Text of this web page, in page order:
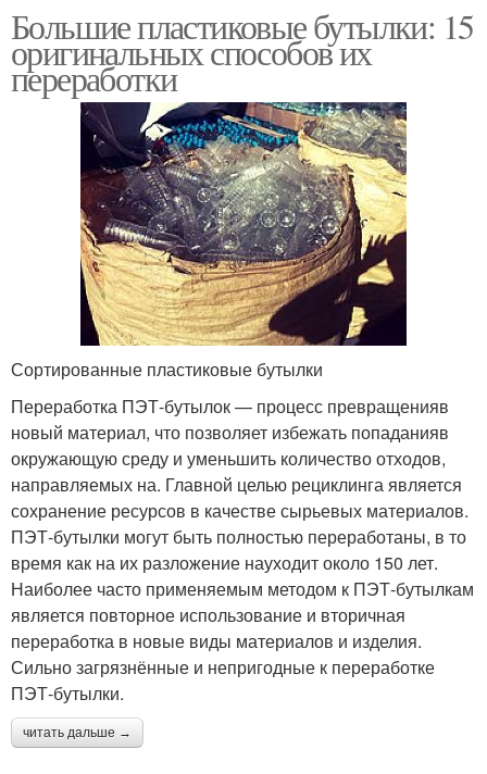
Большие пластиковые бутылки: 15
оригинальных способов их
переработки
Сортированные пластиковые бутылки
Переработка ПЭТ-бутылок — процесс превращенияв
новый материал, что позволяет избежать попаданияв
окружающую среду и уменьшить количество отходов,
направляемых на. Главной целью рециклинга является
сохранение ресурсов в качестве сырьевых материалов.
ПЭТ-бутылки могут быть полностью переработаны, в то
время как на их разложение науходит около 150 лет.
Наиболее часто применяемым методом к ПЭТ-бутылкам
является повторное использование и вторичная
переработка в новые виды материалов и изделия.
Сильно загрязнённые и непригодные к переработке
ПЭТ-бутылки.
читать дальше →